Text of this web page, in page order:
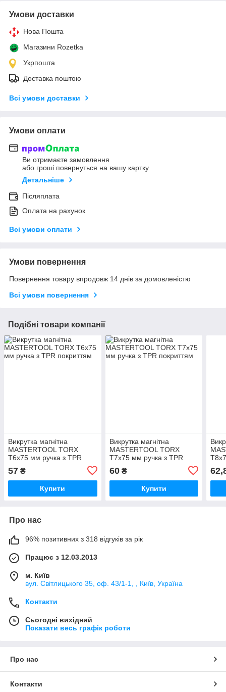
Умови доставки
Нова Пошта
Магазини Rozetka
Укрпошта
Доставка поштою
Всі умови доставки
Умови оплати
Ви отримаєте замовлення
або гроші повернуться на вашу картку
Детальніше
Післяплата
Оплата на рахунок
Всі умови оплати
Умови повернення
Повернення товару впродовж 14 днів за домовленістю
Всі умови повернення
Подібні товари компанії
Викрутка магнітна
MASTERTOOL TORX
T6х75 мм ручка з TPR
57 ₴
Купити
Викрутка магнітна
MASTERTOOL TORX
T7х75 мм ручка з TPR
60₴
Купити
Про нас
96% позитивних з 318 відгуків за рік
Працює з 12.03.2013
м. Київ
вул. Світлицького 35, оф. 43/1-1, , Київ, Україна
Контакти
Сьогодні вихідний
Показати весь графік роботи
Про нас
Контакти